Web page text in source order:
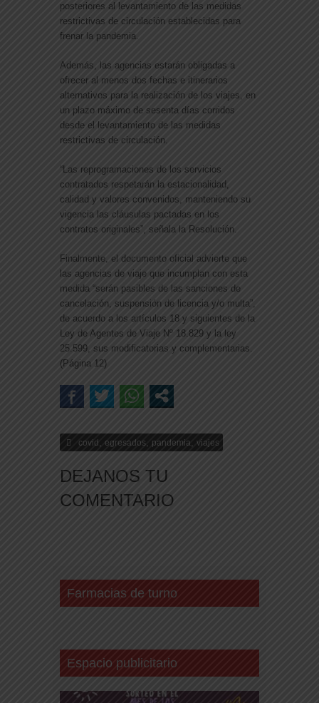
posteriores al levantamiento de las medidas
restrictivas de circulación establecidas para
frenar la pandemia.
Además, las agencias estarán obligadas a
ofrecer al menos dos fechas e itinerarios
alternativos para la realización de los viajes, en
un plazo máximo de sesenta días corridos
desde el levantamiento de las medidas
restrictivas de circulación.
“Las reprogramaciones de los servicios
contratados respetarán la estacionalidad,
calidad y valores convenidos, manteniendo su
vigencia las cláusulas pactadas en los
contratos originales”, señala la Resolución.
Finalmente, el documento oficial advierte que
las agencias de viaje que incumplan con esta
medida “serán pasibles de las sanciones de
cancelación, suspensión de licencia y/o multa”,
de acuerdo a los artículos 18 y siguientes de la
Ley de Agentes de Viaje Nº 18.829 y la ley
25.599, sus modificatorias y complementarias.
(Página 12)
covid , egresados, pandemia, viajes
DEJANOS TU
COMENTARIO
Farmacias de turno
Espacio publicitario